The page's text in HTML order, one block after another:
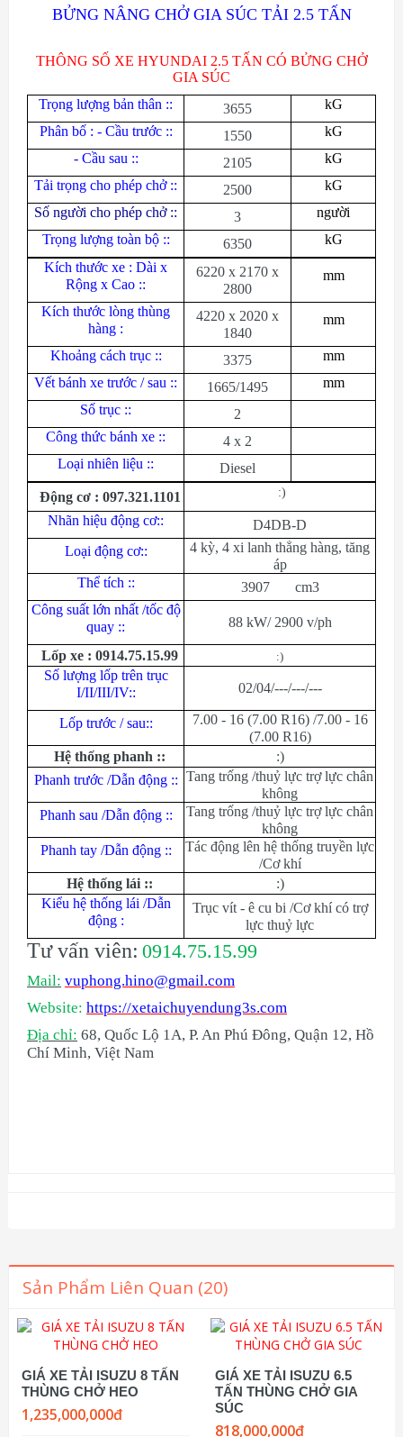
BỬNG NÂNG CHỞ GIA SÚC TẢI 2.5 TẤN
THÔNG SỐ XE HYUNDAI 2.5 TẤN CÓ BỬNG CHỞ
GIA SÚC
Trọng lượng bản thân ::
3655
kG
Phân bố : - Cầu trước ::
1550
kG
- Cầu sau ::
2105
kG
Tải trọng cho phép chở ::
2500
kG
Số người cho phép chở ::
3
người
Trọng lượng toàn bộ ::
6350
kG
Kích thước xe : Dài x
Rộng x Cao ::
6220 x 2170 x
2800
mm
Kích thước lòng thùng
hàng :
4220 x 2020 x
1840
mm
Khoảng cách trục :: 3375
mm
Vết bánh xe trước / sau ::
1665/1495
mm
Số trục ::
2
Công thức bánh xe ::
4 x 2
Loại nhiên liệu ::
Diesel
Động cơ : 097.321.1101
:)
Nhãn hiệu động cơ::
D4DB-D
Loại động cơ::
4 kỳ, 4 xi lanh thẳng hàng, tăng
áp
Thể tích ::
3907 cm3
Công suất lớn nhất /tốc độ
quay ::
88 kW/ 2900 v/ph
Lốp xe : 0914.75.15.99 :)
Số lượng lốp trên trục
I/II/III/IV::
02/04/---/---/---
Lốp trước / sau::
7.00 - 16 (7.00 R16) /7.00 - 16
(7.00 R16)
Hệ thống phanh ::
:)
Phanh trước /Dẫn động :: Tang trống /thuỷ lực trợ lực chân
không
Phanh sau /Dẫn động ::
Tang trống /thuỷ lực trợ lực chân
không
Phanh tay /Dẫn động ::
Tác động lên hệ thống truyền lực
/Cơ khí
Hệ thống lái ::
:)
Kiểu hệ thống lái /Dẫn
động :
Trục vít - ê cu bi /Cơ khí có trợ
lực thuỷ lực
Tư vấn viên: 0914.75.15.99
Mail: vuphong.hino@gmail.com
Website: https://xetaichuyendung3s.com
Địa chỉ: 68, Quốc Lộ 1A, P. An Phú Đông, Quận 12, Hồ
Chí Minh, Việt Nam
Sản Phẩm Liên Quan (20)
GIÁ XE TẢI ISUZU 8 TẤN
THÙNG CHỞ HEO
1,235,000,000đ
GIÁ XE TẢI ISUZU 6.5
TẤN THÙNG CHỞ GIA
SÚC
818,000,000đ